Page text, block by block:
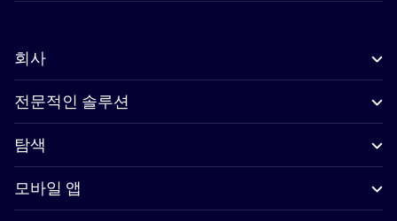
회사
전문적인 솔루션
탐색
모바일 앱